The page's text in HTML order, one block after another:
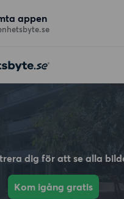
appen
dig för att se alla
Kom igång gratis